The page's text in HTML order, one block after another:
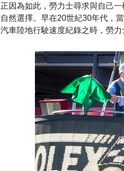
正因為如此，勞力士尋求與自己
自然選擇。早在20世紀30年代，
汽車陸地行駛速度紀錄之時，勞力